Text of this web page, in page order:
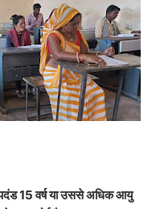
15 वर्ष या उससे अधिक आयु